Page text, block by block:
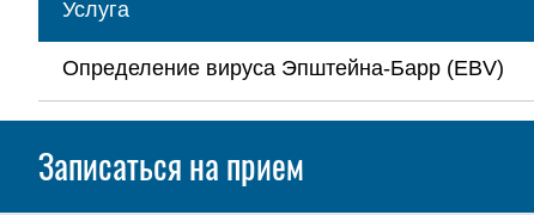
Услуга
Определение вируса Эпштейна-Барр (EBV)
Записаться на прием